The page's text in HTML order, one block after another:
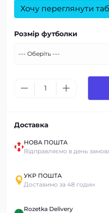
Хочу переглянути
Розмір футболки
Доставка
НОВА ПОШТА
Відправляємо в день
УКР ПОШТА
Доставимо за 48 годин
Rozetka Delivery